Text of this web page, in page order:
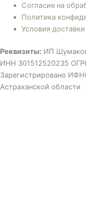
Согласие на
Политика
Условия доставки
Реквизиты: ИП
ИНН 301512520235
Зарегистрировано
Астраханской области